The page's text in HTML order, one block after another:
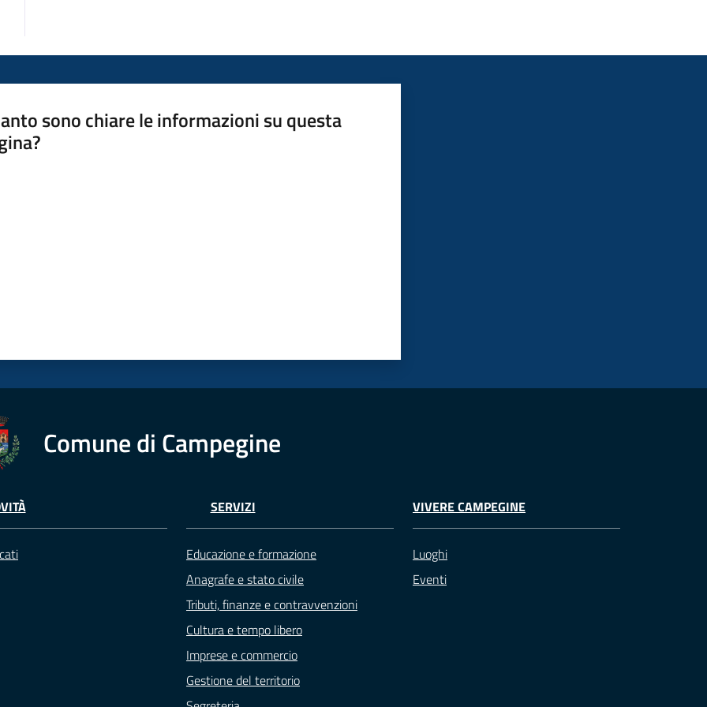
sono chiare le informazioni su questa
Comune di Campegine
SERVIZI
Educazione e formazione
Anagrafe e stato civile
Tributi, finanze e contravvenzioni
Cultura e tempo libero
Imprese e commercio
Gestione del territorio
VIVERE CAMPEGINE
Luoghi
Eventi